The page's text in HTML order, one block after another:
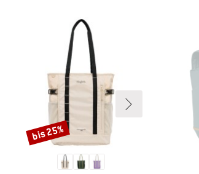
Rabatt
bis 25%